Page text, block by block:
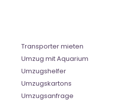
Transporter mieten
Umzug mit Aquarium
Umzugshelfer
Umzugskartons
Umzugsanfrage